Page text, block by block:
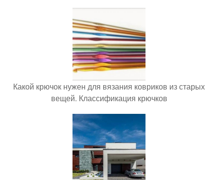
Какой крючок нужен для вязания ковриков из старых
вещей. Классификация крючков